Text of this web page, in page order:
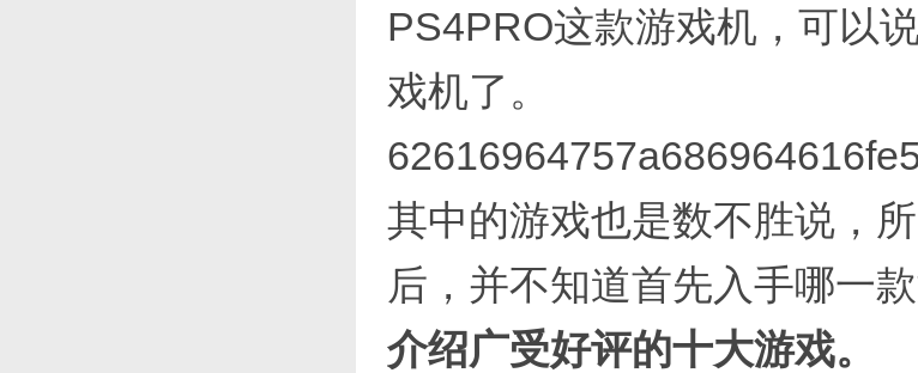
PS4PRO这款游戏机，可以
戏机了。
其中的游戏也是数不胜说，
后，并不知道首先入手哪一款
介绍广受好评的十大游戏。